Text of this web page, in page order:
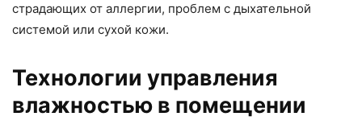
страдающих от аллергии, проблем с дыхательной
системой или сухой кожи.
Технологии управления
влажностью в помещении